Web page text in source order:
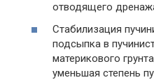
отводящего
Стабилизация
подсыпка в
материкового
уменьшая степень